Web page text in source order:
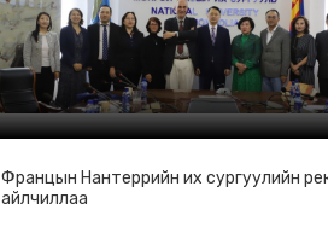
Францын Нантеррийн их сургуулийн
айлчиллаа